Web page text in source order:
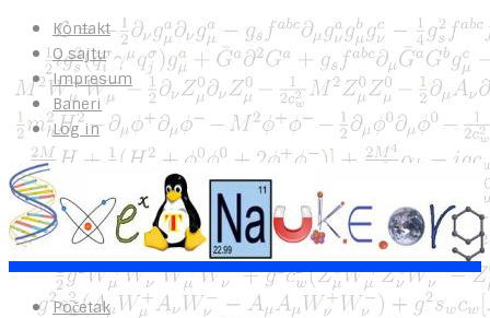
Kontakt
O sajtu
Impresum
Baneri
Log in
Početak